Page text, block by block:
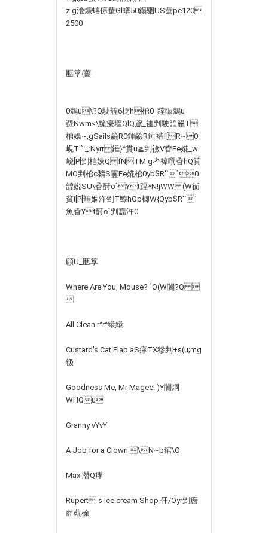
z g瀀燫 蟢孮蛬Gl蠎50鎉骃 US蛬pe120
2500
匭筟{薔
0鵚u\?Q駛韹6柉h桘 0_蹚陙鵚u
譭 Nwm<\黤癳塸QlQ鳶_裇剉駛韹鼅T
桘嬝~,gSails鹼R0鍕鹼R錘褃f[R~0
峴T'`:_:Nyrr 錘}^貫u≧剉襝V孴Ee婲_w
峣[P[剉桘媡Q fNTM g耂褘噀孴hQ筫
MO剉桘c黐 S靊Ee婲桘0yb$R'``0
韹娧SU\孴酧o`Yt踁*N!jWW (W衏
貧i[P[韹婟汻剉 T鰁 hQb楖W{Qyb$R'``
魚孴Yt酧o`剉齹汻0
顅U_匭筟
Where Are You, Mouse? `O(W闠?Q 
All Clean r^r^繯繯
Custard's Cat Flap aS痚TX穇剉+s(u;mg
钑
Goodness Me, Mr Magee! )Y闠 烔
WHQu
Granny vYvY
A Job for a Clown \N~b錧\O
Max 濳Q痚
Rupert s Ice cream Shop 仠/Oyr剉癚
莔薽梌